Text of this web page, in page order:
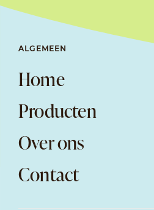
ALGEMEEN
Home
Producten
Over ons
Contact